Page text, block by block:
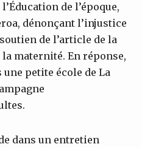
de l’époque,
dénonçant l’injustice
de l’article de la
maternité. En réponse,
petite école de La
dans un entretien